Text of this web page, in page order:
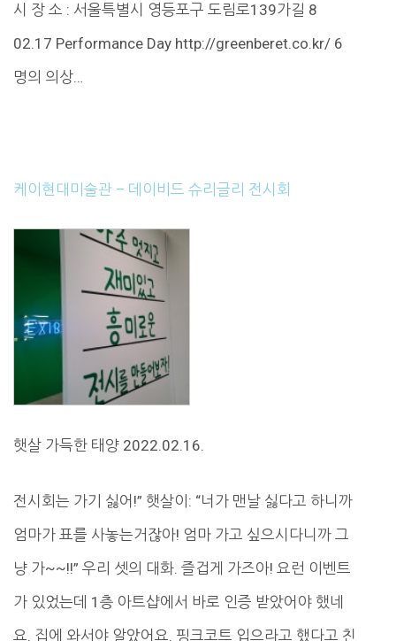
시 장 소 : 서울특별시 영등포구 도림로139가길 8
02.17 Performance Day http://greenberet.co.kr/ 6
명의 의상…
케이현대미술관 – 데이비드 슈리글리 전시회
햇살 가득한 태양 2022.02.16.
전시회는 가기 싫어!” 햇살이: “너가 맨날 싫다고 하니까
엄마가 표를 사놓는거잖아! 엄마 가고 싶으시다니까 그
냥 가~~!!” 우리 셋의 대화. 즐겁게 가즈아! 요런 이벤트
가 있었는데 1층 아트샵에서 바로 인증 받았어야 했네
요. 집에 와서야 알았어요. 핑크코트 입으라고 했다고 친